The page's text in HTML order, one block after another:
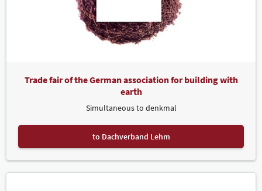
Trade fair of the German association for building with
earth
Simultaneous to denkmal
to Dachverband Lehm